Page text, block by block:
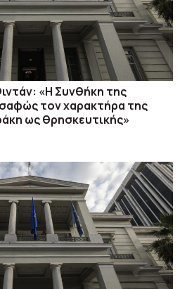
«Η Συνθήκη της
τον χαρακτήρα της
ως θρησκευτικής»